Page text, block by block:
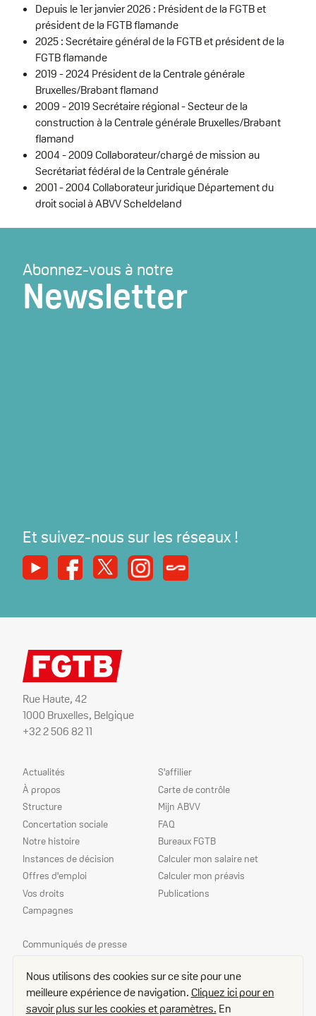
Depuis le 1er janvier 2026 : Président de la FGTB et
président de la FGTB flamande
2025 : Secrétaire général de la FGTB et président de la
FGTB flamande
2019 - 2024 Président de la Centrale générale
Bruxelles/Brabant flamand
2009 - 2019 Secrétaire régional - Secteur de la
construction à la Centrale générale Bruxelles/Brabant
flamand
2004 - 2009 Collaborateur/chargé de mission au
Secrétariat fédéral de la Centrale générale
2001 - 2004 Collaborateur juridique Département du
droit social à ABVV Scheldeland
Abonnez-vous à notre
Newsletter
Et suivez-nous sur les réseaux !
Youtube Facebook
X InstagramSyndicats Magazine
Rue Haute, 42
1000 Bruxelles, Belgique
+32 2 506 82 11
Plan
du
site
Actualités
À propos
Structure
Concertation sociale
Notre histoire
Instances de décision
Offres d'emploi
Vos droits
Campagnes
Nos
services
S'affilier
Carte de contrôle
Mijn ABVV
FAQ
Bureaux FGTB
Calculer mon salaire net
Calculer mon préavis
Publications
Nos
Communiqués de presse
Délégué(e)s
Contact
Plan d'accès
Nous utilisons des cookies sur ce site pour une
meilleure expérience de navigation. Cliquez ici pour en
savoir plus sur les cookies et paramètres. En